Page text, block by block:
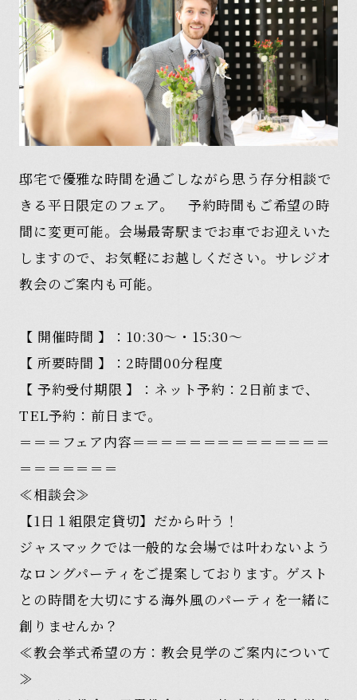
プライバシーポリシー
邸宅で優雅な時間を過ごしながら思う存分相談で
きる平日限定のフェア。 予約時間もご希望の時
間に変更可能。会場最寄駅までお車でお迎えいた
しますので、お気軽にお越しください。サレジオ
教会のご案内も可能。
【 開催時間 】：10:30～・15:30～
【 所要時間 】：2時間00分程度
【 予約受付期限 】：ネット予約：2日前まで、
TEL予約：前日まで。
＝＝＝フェア内容＝＝＝＝＝＝＝＝＝＝＝＝＝＝
＝＝＝＝＝＝＝
≪相談会≫
【1日１組限定貸切】だから叶う！
ジャスマックでは一般的な会場では叶わないよう
なロングパーティをご提案しております。ゲスト
との時間を大切にする海外風のパーティを一緒に
創りませんか？
≪教会挙式希望の方：教会見学のご案内について
≫